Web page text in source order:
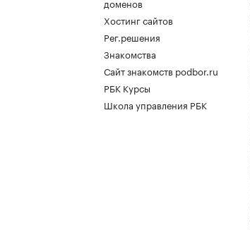
доменов
Хостинг сайтов
Рег.решения
Знакомства
Сайт знакомств podbor.ru
РБК Курсы
Школа управления РБК